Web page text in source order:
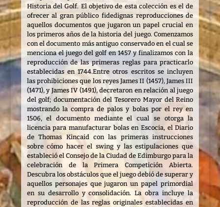
Historia del Golf. El objetivo de esta colección es el de
ofrecer al gran público fidedignas reproducciones de
aquellos documentos que jugaron un papel crucial en
los primeros años de la historia del juego. Comenzamos
con el documento más antiguo conservado en el cual se
menciona el juego del golf en 1457 y finalizamos con la
reproducción de las primeras reglas para practicarlo
establecidas en 1744.Entre otros escritos se incluyen
las prohibiciones que los reyes James II (1457), James III
(1471), y James IV (1491), decretaron en relación al juego
del golf; documentación del Tesorero Mayor del Reino
mostrando la compra de palos y bolas por el rey en
1506, el documento mediante el cual se otorga la
licencia para manufacturar bolas en Escocia, el Diario
de Thomas Kincaid con las primeras instrucciones
sobre cómo hacer el swing y las estipulaciones que
estableció el Consejo de la Ciudad de Edimburgo para la
celebración de la Primera Competición Abierta.
Descubra los obstáculos que el juego debió de superar y
aquellos personajes que jugaron un papel primordial
en su desarrollo y consolidación. La obra incluye la
reproducción de las reglas originales establecidas en